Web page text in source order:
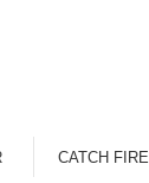
CATCH FIRE